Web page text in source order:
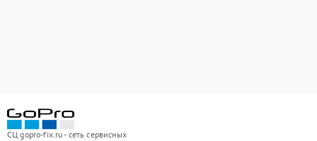
СЦ gopro-fix.ru - сеть сервисных